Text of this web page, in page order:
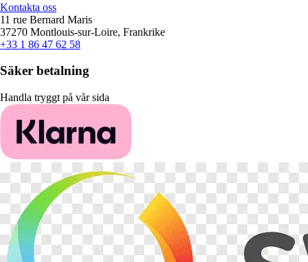
Kontakta oss
11 rue Bernard Maris
37270 Montlouis-sur-Loire, Frankrike
+33 1 86 47 62 58
Säker betalning
Handla tryggt på vår sida